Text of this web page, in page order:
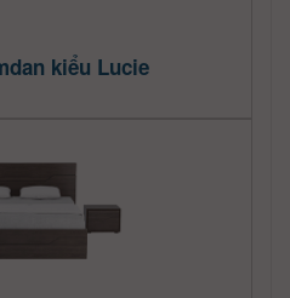
kiểu Lucie